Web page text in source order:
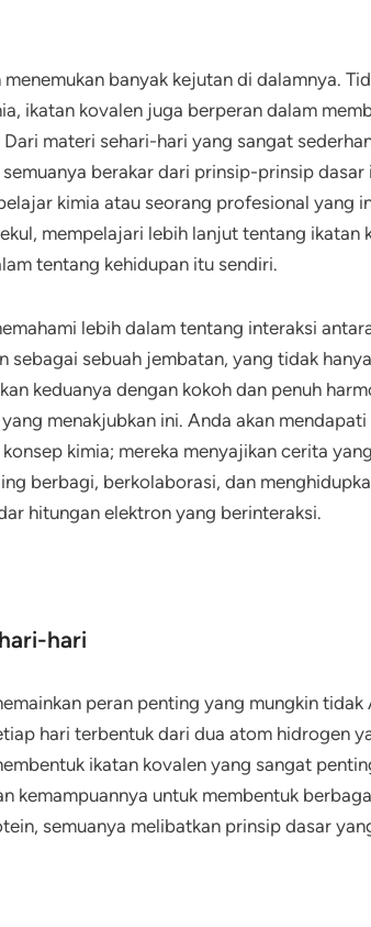
banyak kejutan di dalamnya.
ikatan kovalen juga berperan dalam
materi sehari-hari yang sangat
berakar dari prinsip-prinsip dasar
kimia atau seorang profesional yang
mempelajari lebih lanjut tentang ikatan
tentang kehidupan itu sendiri.
lebih dalam tentang interaksi
sebuah jembatan, yang tidak hanya
keduanya dengan kokoh dan penuh
menakjubkan ini. Anda akan mendapati
kimia; mereka menyajikan cerita yang
berbagi, berkolaborasi, dan
hitungan elektron yang berinteraksi.
hari
peran penting yang mungkin tidak
hari terbentuk dari dua atom hidrogen
ikatan kovalen yang sangat
kemampuannya untuk membentuk
semuanya melibatkan prinsip dasar